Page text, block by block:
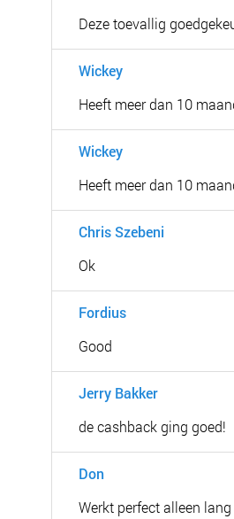
Deze toevallig
Wickey
Heeft meer dan 10
Wickey
Heeft meer dan 10
Chris Szebeni
Ok
Fordius
Good
Jerry Bakker
de cashback ging goed!
Don
Werkt perfect alleen